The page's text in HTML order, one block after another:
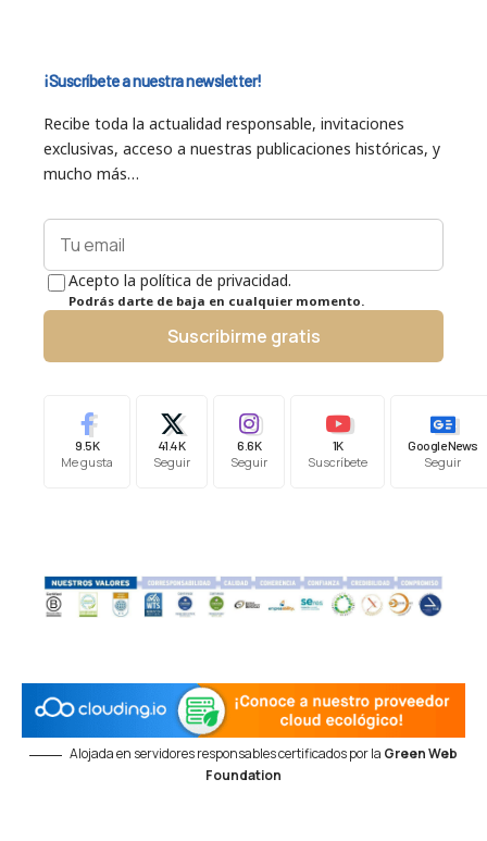
¡Suscríbete a nuestra newsletter!
Recibe toda la actualidad responsable, invitaciones
exclusivas, acceso a nuestras publicaciones históricas, y
mucho más…
Acepto la política de privacidad.
Podrás darte de baja en cualquier momento.
Suscribirme gratis
9.5K
Me gusta
41.4K
Seguir
6.6K
Seguir
1K
Suscríbete
Google News
Seguir
Alojada en servidores responsables certificados por la Green Web
Foundation